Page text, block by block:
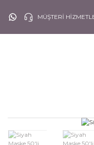
MÜŞTERİ